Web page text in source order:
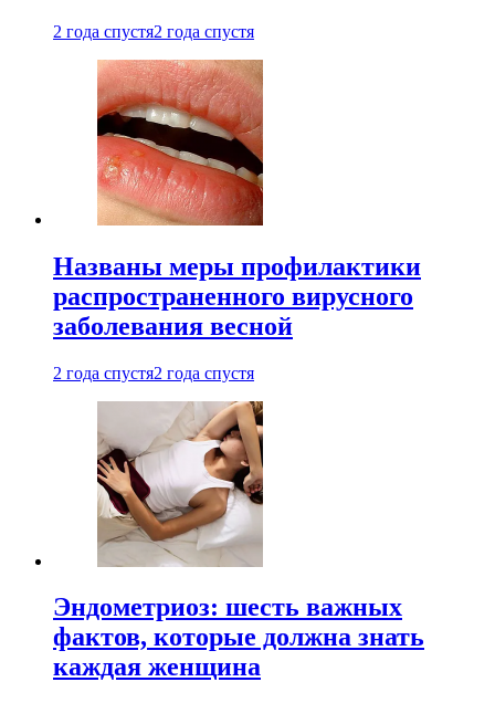
2 года спустя2 года спустя
Названы меры профилактики
распространенного вирусного
заболевания весной
2 года спустя2 года спустя
Эндометриоз: шесть важных
фактов, которые должна знать
каждая женщина